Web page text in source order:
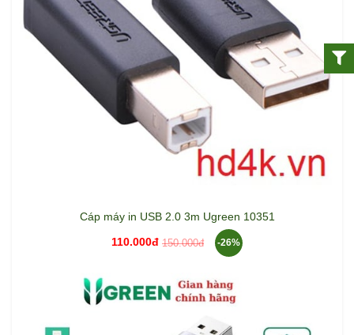
Cáp máy in USB 2.0 3m Ugreen 10351
110.000đ 150.000đ -26%